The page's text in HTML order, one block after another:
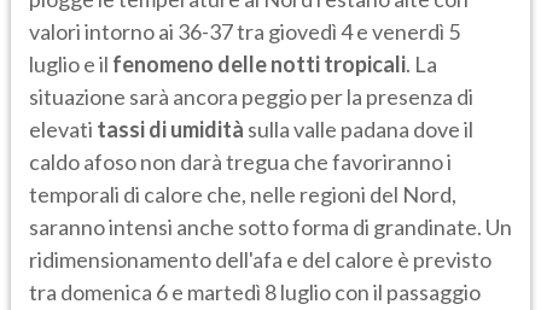
valori intorno ai 36-37 tra giovedì 4 e venerdì 5
luglio e il fenomeno delle notti tropicali. La
situazione sarà ancora peggio per la presenza di
elevati tassi di umidità sulla valle padana dove il
caldo afoso non darà tregua che favoriranno i
temporali di calore che, nelle regioni del Nord,
saranno intensi anche sotto forma di grandinate. Un
ridimensionamento dell'afa e del calore è previsto
tra domenica 6 e martedì 8 luglio con il passaggio